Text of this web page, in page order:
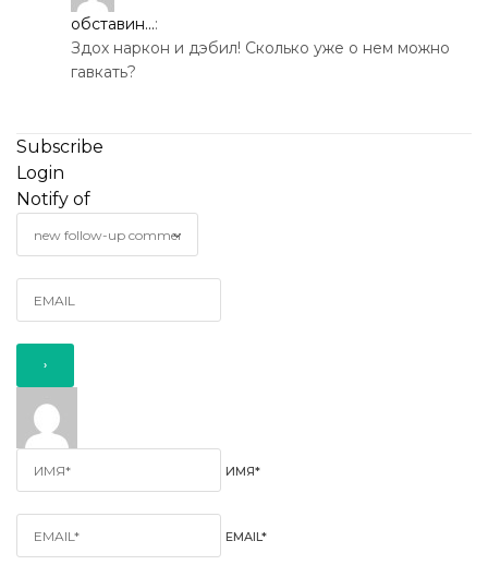
обставин...:
Здох наркон и дэбил! Сколько уже о нем можно
гавкать?
Subscribe
Login
Notify of
ИМЯ*
EMAIL*